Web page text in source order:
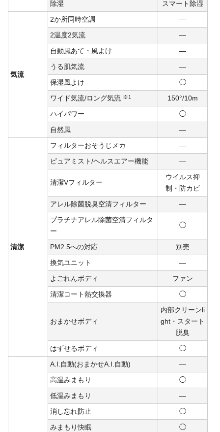
除湿 スマート除湿
気流
2か所同時空調
―
2温度2気流
―
自動風あて・風よけ
―
うる肌気流
―
保湿風よけ
◯
ワイド気流/ロング気流 ※1
150°/10m
ハイパワー
◯
自然風
―
清潔
フィルターおそうじメカ
―
ピュアミスト/ヘルスエアー機能
―
清潔Vフィルター
ウイルス抑
制・防カビ
アレル除菌脱臭空清フィルター
―
プラチナアレル除菌空清フィルタ
ー
◯
PM2.5への対応
別売
換気ユニット
―
よごれんボディ
ファン
清潔コート熱交換器
◯
おまかせボディ
内部クリーンli
ght・ スタート
脱臭
はずせるボディ
◯
A.I.自動(おまかせA.I.自動)
―
高温みまもり
◯
低温みまもり
―
消し忘れ防止
◯
みまもり快眠
◯